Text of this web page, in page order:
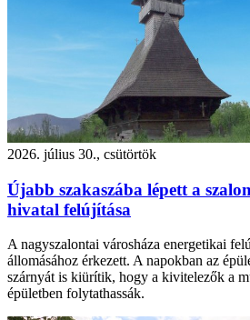
2026. július 30., csütörtök
Újabb szakaszába lépett a
hivatal felújítása
A nagyszalontai városháza energetikai
állomásához érkezett. A napokban az
szárnyát is kiürítik, hogy a kivitelezők a
épületben folytathassák.